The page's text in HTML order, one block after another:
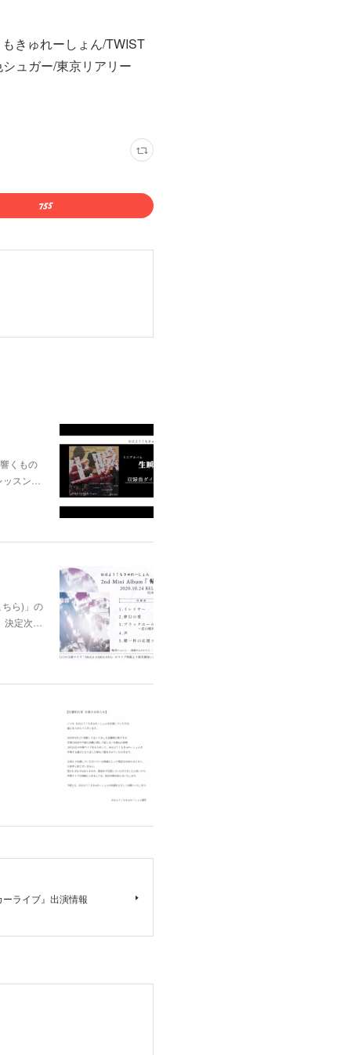
きゅれーしょん/TWIST
ュガー/東京リアリー
くもの
スン…
ら)」の
定次…
ライブ』出演情報